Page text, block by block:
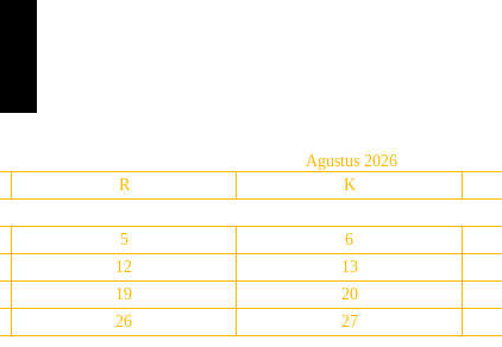
Agustus 2026
R K
5 6
12 13
19 20
26 27